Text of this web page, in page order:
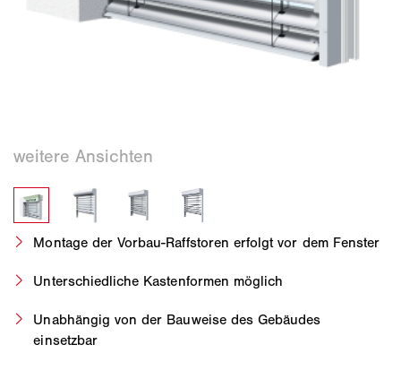
Montage der Vorbau-Raffstoren erfolgt vor dem Fenster
Unterschiedliche Kastenformen möglich
Unabhängig von der Bauweise des Gebäudes
einsetzbar